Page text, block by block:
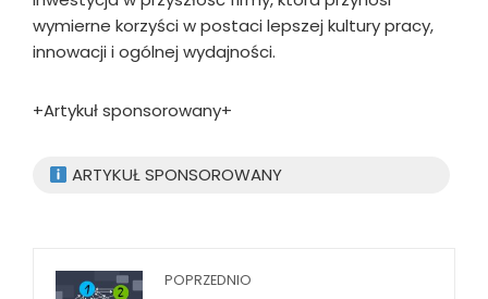
wymierne korzyści w postaci lepszej kultury pracy,
innowacji i ogólnej wydajności.
+Artykuł sponsorowany+
ARTYKUŁ SPONSOROWANY
POPRZEDNIO